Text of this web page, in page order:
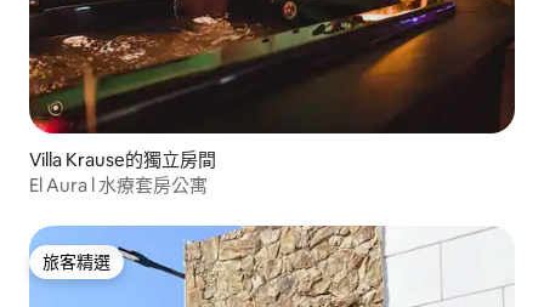
Villa Krause的獨立房間
El Aura l 水療套房公寓
旅客精選
旅客精選